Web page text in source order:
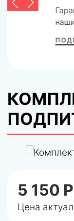
5 150
Цена